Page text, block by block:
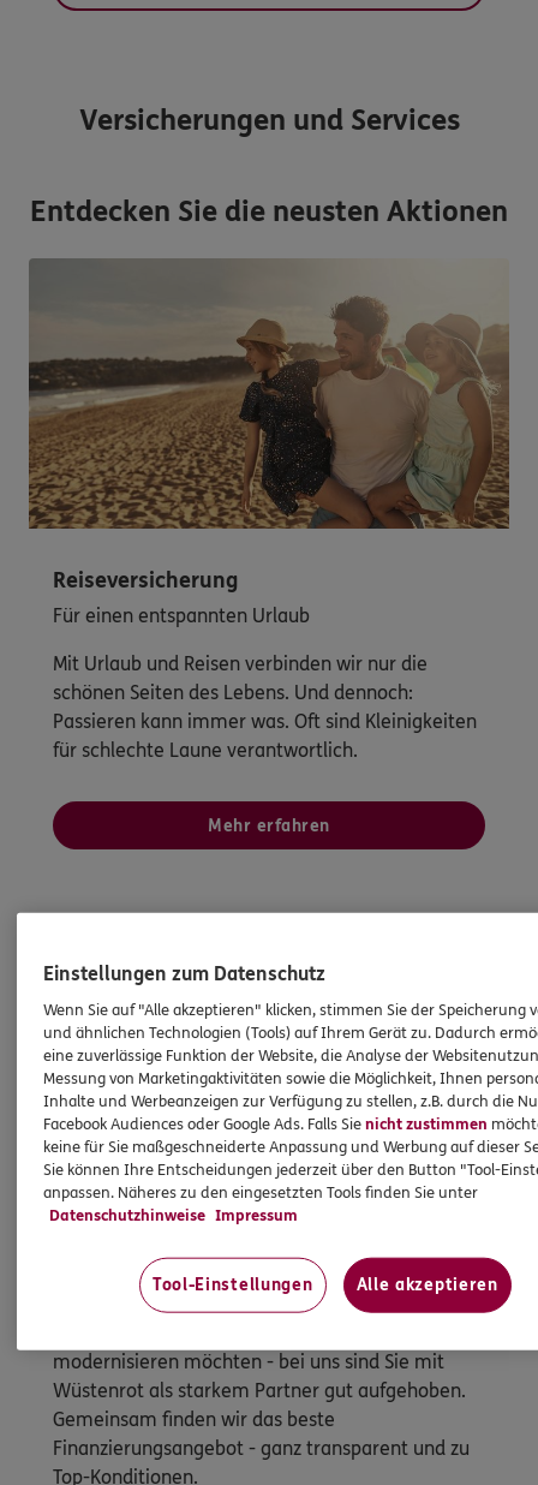
Versicherungen und Services
Entdecken Sie die neusten Aktionen
Reiseversicherung
Für einen entspannten Urlaub
Mit Urlaub und Reisen verbinden wir nur die
schönen Seiten des Lebens. Und dennoch:
Passieren kann immer was. Oft sind Kleinigkeiten
für schlechte Laune verantwortlich.
Mehr erfahren
So werden Wohnträume Wirklichkeit
modernisieren möchten - bei uns sind Sie mit
Wüstenrot als starkem Partner gut aufgehoben.
Gemeinsam finden wir das beste
Finanzierungsangebot - ganz transparent und zu
Top-Konditionen.
Einstellungen zum Datenschutz
Wenn Sie auf "Alle akzeptieren" klicken, stimmen Sie der Speicherung
und ähnlichen Technologien (Tools) auf Ihrem Gerät zu. Dadurch
eine zuverlässige Funktion der Website, die Analyse der
Messung von Marketingaktivitäten sowie die Möglichkeit, Ihnen
Inhalte und Werbeanzeigen zur Verfügung zu stellen, z.B. durch die
Facebook Audiences oder Google Ads. Falls Sienicht zustimmen
keine für Sie maßgeschneiderte Anpassung und Werbung auf dieser
Sie können Ihre Entscheidungen jederzeit über den Button "Tool-
anpassen. Näheres zu den eingesetzten Tools finden Sie unter
Datenschutzhinweise Impressum
Tool-Einstellungen Alle akzeptieren